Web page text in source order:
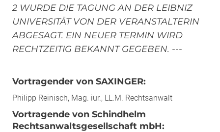
2 WURDE DIE TAGUNG AN DER LEIBNIZ
UNIVERSITÄT VON DER VERANSTALTERIN
ABGESAGT. EIN NEUER TERMIN WIRD
RECHTZEITIG BEKANNT GEGEBEN. ---
Vortragender von SAXINGER:
Philipp Reinisch, Mag. iur., LL.M. Rechtsanwalt
Vortragende von Schindhelm
Rechtsanwaltsgesellschaft mbH: